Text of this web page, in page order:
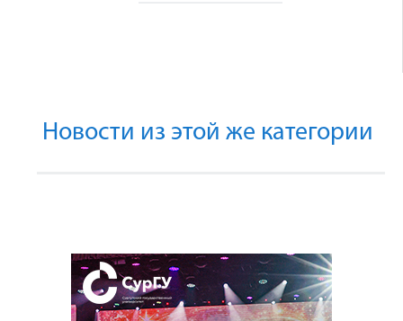
Новости из этой же категории